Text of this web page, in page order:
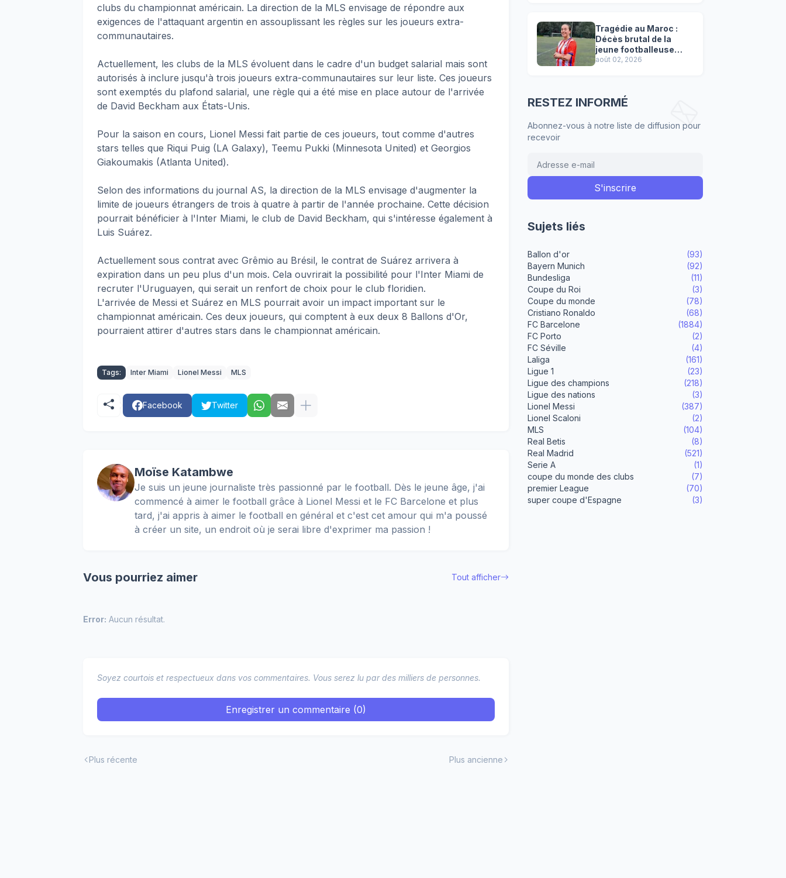
clubs du championnat américain. La direction de la MLS envisage de répondre aux
exigences de l'attaquant argentin en assouplissant les règles sur les joueurs extra-
communautaires.
Actuellement, les clubs de la MLS évoluent dans le cadre d'un budget salarial mais sont
autorisés à inclure jusqu'à trois joueurs extra-communautaires sur leur liste. Ces joueurs
sont exemptés du plafond salarial, une règle qui a été mise en place autour de l'arrivée
de David Beckham aux États-Unis.
Pour la saison en cours, Lionel Messi fait partie de ces joueurs, tout comme d'autres
stars telles que Riqui Puig (LA Galaxy), Teemu Pukki (Minnesota United) et Georgios
Giakoumakis (Atlanta United).
Selon des informations du journal AS, la direction de la MLS envisage d'augmenter la
limite de joueurs étrangers de trois à quatre à partir de l'année prochaine. Cette décision
pourrait bénéficier à l'Inter Miami, le club de David Beckham, qui s'intéresse également à
Luis Suárez.
Actuellement sous contrat avec Grêmio au Brésil, le contrat de Suárez arrivera à
expiration dans un peu plus d'un mois. Cela ouvrirait la possibilité pour l'Inter Miami de
recruter l'Uruguayen, qui serait un renfort de choix pour le club floridien.
L'arrivée de Messi et Suárez en MLS pourrait avoir un impact important sur le
championnat américain. Ces deux joueurs, qui comptent à eux deux 8 Ballons d'Or,
pourraient attirer d'autres stars dans le championnat américain.
Tags: Inter Miami Lionel Messi MLS
Facebook Twitter
Moïse Katambwe
Je suis un jeune journaliste très passionné par le football. Dès le jeune âge, j'ai
commencé à aimer le football grâce à Lionel Messi et le FC Barcelone et plus
tard, j'ai appris à aimer le football en général et c'est cet amour qui m'a poussé
à créer un site, un endroit où je serai libre d'exprimer ma passion !
Vous pourriez aimer Tout afficher
Error: Aucun résultat.
Soyez courtois et respectueux dans vos commentaires. Vous serez lu par des milliers de personnes.
Enregistrer un commentaire (0)
Plus récente Plus ancienne
Tragédie au Maroc :
Décès brutal de la
jeune footballeuse
Faten Ben Amar El
août 02, 2026
RESTEZ INFORMÉ
Abonnez-vous à notre liste de diffusion pour
recevoir
Sujets liés
Ballon d'or
(93)
Bayern Munich
(92)
Bundesliga
(11)
Coupe du Roi
(3)
Coupe du monde
(78)
Cristiano Ronaldo
(68)
FC Barcelone
(1884)
FC Porto
(2)
FC Séville
(4)
Laliga
(161)
Ligue 1
(23)
Ligue des champions
(218)
Ligue des nations
(3)
Lionel Messi
(387)
Lionel Scaloni
(2)
MLS
(104)
Real Betis
(8)
Real Madrid
(521)
Serie A
(1)
coupe du monde des clubs
(7)
premier League
(70)
super coupe d'Espagne
(3)